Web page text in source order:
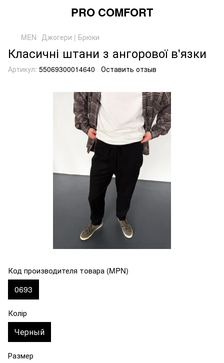
PRO COMFORT
MEN Джогери | Брюки
Класичні штани з ангорової в'язки
Артикул: 55069300014640 Оставить отзыв
Код производителя товара (MPN)
0693
Колір
Черный
Размер